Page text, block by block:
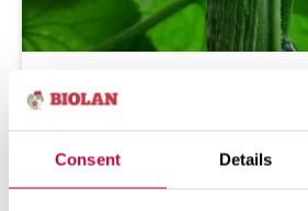
Consent Details
IK­KU­NA­KURK­KU –
KAS­VA­TUK­SES­SA
Ik­ku­na­kur­kun kyl­vö